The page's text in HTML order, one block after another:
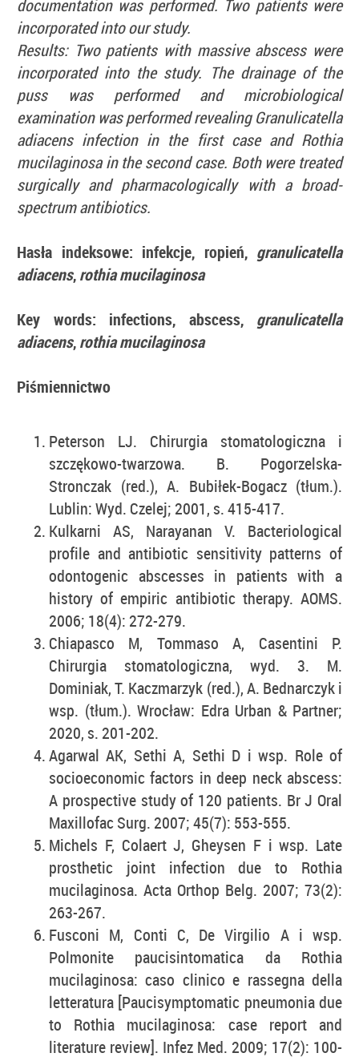
documentation was performed. Two patients were
incorporated into our study.
Results: Two patients with massive abscess were
incorporated into the study. The drainage of the
puss was performed and microbiological
examination was performed revealing Granulicatella
adiacens infection in the first case and Rothia
mucilaginosa in the second case. Both were treated
surgically and pharmacologically with a broad-
spectrum antibiotics.
Hasła indeksowe: infekcje, ropień, granulicatella
adiacens,rothia mucilaginosa
Key words: infections, abscess, granulicatella
adiacens,rothia mucilaginosa
Piśmiennictwo
Peterson LJ. Chirurgia stomatologiczna i
szczękowo-twarzowa. B. Pogorzelska-
Stronczak (red.), A. Bubiłek-Bogacz (tłum.).
Lublin: Wyd. Czelej; 2001, s. 415-417.
Kulkarni AS, Narayanan V. Bacteriological
profile and antibiotic sensitivity patterns of
odontogenic abscesses in patients with a
history of empiric antibiotic therapy. AOMS.
2006; 18(4): 272-279.
Chiapasco M, Tommaso A, Casentini P.
Chirurgia stomatologiczna, wyd. 3. M.
Dominiak, T. Kaczmarzyk (red.), A. Bednarczyk i
wsp. (tłum.). Wrocław: Edra Urban & Partner;
2020, s. 201-202.
Agarwal AK, Sethi A, Sethi D i wsp. Role of
socioeconomic factors in deep neck abscess:
A prospective study of 120 patients. Br J Oral
Maxillofac Surg. 2007; 45(7): 553-555.
Michels F, Colaert J, Gheysen F i wsp. Late
prosthetic joint infection due to Rothia
mucilaginosa. Acta Orthop Belg. 2007; 73(2):
263-267.
Fusconi M, Conti C, De Virgilio A i wsp.
Polmonite paucisintomatica da Rothia
mucilaginosa: caso clinico e rassegna della
letteratura [Paucisymptomatic pneumonia due
to Rothia mucilaginosa: case report and
literature review]. Infez Med. 2009; 17(2): 100-